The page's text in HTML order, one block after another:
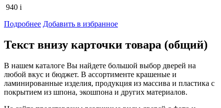
940 i
Подробнее Добавить в избранное
Текст внизу карточки товара (общий)
В нашем каталоге Вы найдете большой выбор дверей на
любой вкус и бюджет. В ассортименте крашеные и
ламинированные изделия, продукция из массива и пластика с
покрытием из шпона, экошпона и других материалов.